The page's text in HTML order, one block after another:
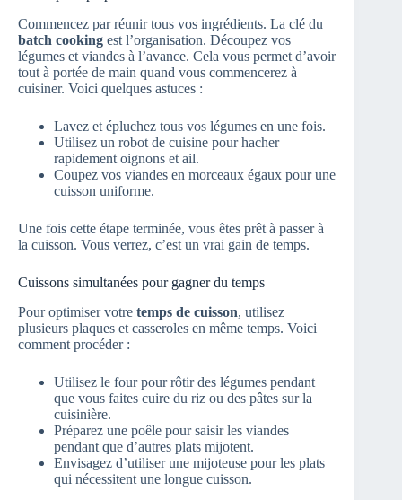
Commencez par réunir tous vos ingrédients. La clé du
batch cooking est l’organisation. Découpez vos
légumes et viandes à l’avance. Cela vous permet d’avoir
tout à portée de main quand vous commencerez à
cuisiner. Voici quelques astuces :
Lavez et épluchez tous vos légumes en une fois.
Utilisez un robot de cuisine pour hacher
rapidement oignons et ail.
Coupez vos viandes en morceaux égaux pour une
cuisson uniforme.
Une fois cette étape terminée, vous êtes prêt à passer à
la cuisson. Vous verrez, c’est un vrai gain de temps.
Cuissons simultanées pour gagner du temps
Pour optimiser votre temps de cuisson, utilisez
plusieurs plaques et casseroles en même temps. Voici
comment procéder :
Utilisez le four pour rôtir des légumes pendant
que vous faites cuire du riz ou des pâtes sur la
cuisinière.
Préparez une poêle pour saisir les viandes
pendant que d’autres plats mijotent.
Envisagez d’utiliser une mijoteuse pour les plats
qui nécessitent une longue cuisson.